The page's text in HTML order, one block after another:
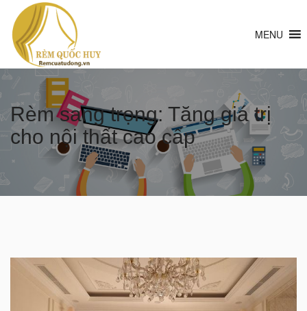
MENU
Rèm sang trọng: Tăng giá trị
cho nội thất cao cấp